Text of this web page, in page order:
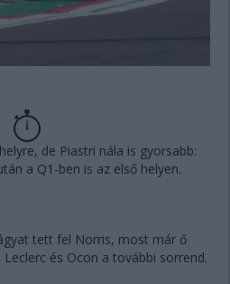
de Piastri nála is gyorsabb:
a Q1-ben is az első helyen.
tett fel Norris, most már ő
és Ocon a további sorrend.